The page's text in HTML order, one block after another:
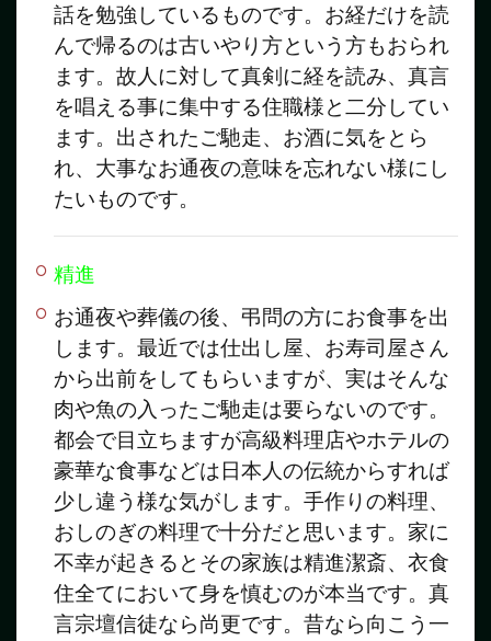
話を勉強しているものです。お経だけを読
んで帰るのは古いやり方という方もおられ
ます。故人に対して真剣に経を読み、真言
を唱える事に集中する住職様と二分してい
ます。出されたご馳走、お酒に気をとら
れ、大事なお通夜の意味を忘れない様にし
たいものです。
精進
お通夜や葬儀の後、弔問の方にお食事を出
します。最近では仕出し屋、お寿司屋さん
から出前をしてもらいますが、実はそんな
肉や魚の入ったご馳走は要らないのです。
都会で目立ちますが高級料理店やホテルの
豪華な食事などは日本人の伝統からすれば
少し違う様な気がします。手作りの料理、
おしのぎの料理で十分だと思います。家に
不幸が起きるとその家族は精進潔斎、衣食
住全てにおいて身を慎むのが本当です。真
言宗壇信徒なら尚更です。昔なら向こう一